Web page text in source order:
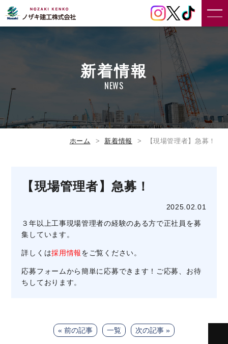
新着情報
NEWS
ホーム 新着情報 【現場管理者】急募！
【現場管理者】急募！
2025.02.01
３年以上工事現場管理者の経験のある方で正社員を募
集しています。
詳しくは採用情報をご覧ください。
応募フォームから簡単に応募できます！ご応募、お待
ちしております。
« 前の記事 一覧 次の記事 »